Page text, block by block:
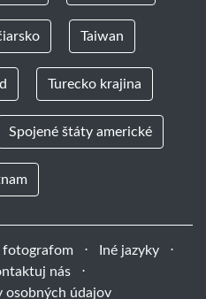
Taiwan
Turecko krajina
Spojené štáty americké
fotografom ⋅ Iné jazyky
⋅
nás
⋅
osobných údajov